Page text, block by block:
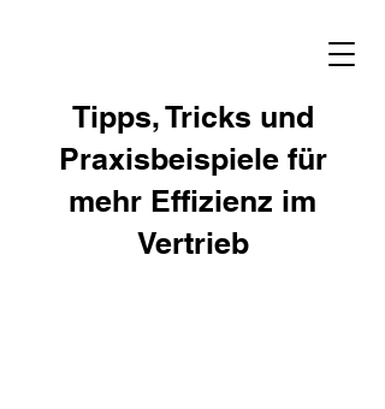
Tipps, Tricks und
Praxisbeispiele für
mehr Effizienz im
Vertrieb